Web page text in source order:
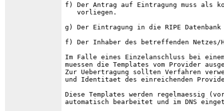
f) Der Antrag auf Eintragung muss als
   vorliegen.
g) Der Eintragung in die RIPE Datenbank
f) Der Inhaber des betreffenden
Im Falle eines Einzelanschluss bei
muessen die Templates vom Provider
Zur Uebertragung sollten Verfahren
und Identitaet des einreichenden
Diese Templates werden regelmaessig
automatisch bearbeitet und im DNS